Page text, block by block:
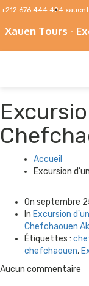
+212 676 444 424
Xauen Tours -
Accueil
Excursion
On septembre
In Excursion
Chefchaouen
Étiquettes :
chefchaouen,
Aucun commentaire